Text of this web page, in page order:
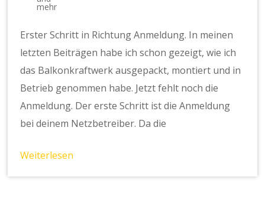
mehr
Erster Schritt in Richtung Anmeldung. In meinen
letzten Beiträgen habe ich schon gezeigt, wie ich
das Balkonkraftwerk ausgepackt, montiert und in
Betrieb genommen habe. Jetzt fehlt noch die
Anmeldung. Der erste Schritt ist die Anmeldung
bei deinem Netzbetreiber. Da die
Weiterlesen